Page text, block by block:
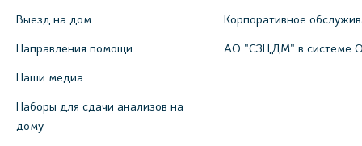
Выезд на дом
Направления помощи
Наши медиа
Наборы для сдачи анализов на
дому
Корпоративное
АО "СЗЦДМ" в системе